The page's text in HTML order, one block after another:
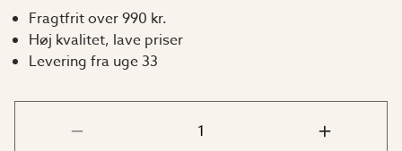
Fragtfrit over 990 kr.
Høj kvalitet, lave priser
Levering fra uge 33